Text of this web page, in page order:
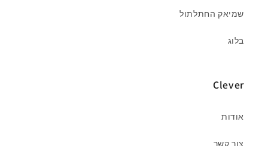
שמיאק החתלתול
בלוג
Clever
אודות
צור קשר